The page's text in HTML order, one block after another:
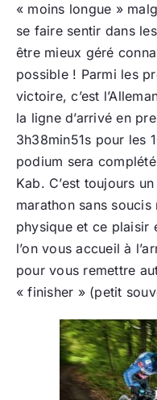
« moins longue »
se faire sentir dans
être mieux géré
possible ! Parmi les
victoire, c’est
la ligne d’arrivé en
3h38min51s pour les
podium sera
Kab. C’est toujours
marathon sans
physique et ce plaisir
l’on vous accueil à
pour vous remettre
« finisher » (petit